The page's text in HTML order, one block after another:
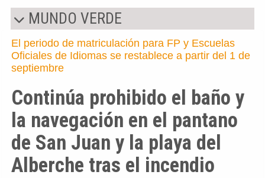
MUNDO VERDE
El periodo de matriculación para FP y Escuelas
Oficiales de Idiomas se restablece a partir del 1 de
septiembre
Continúa prohibido el baño y
la navegación en el pantano
de San Juan y la playa del
Alberche tras el incendio